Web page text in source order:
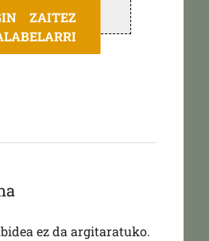
ZAITEZ
ez da argitaratuko.